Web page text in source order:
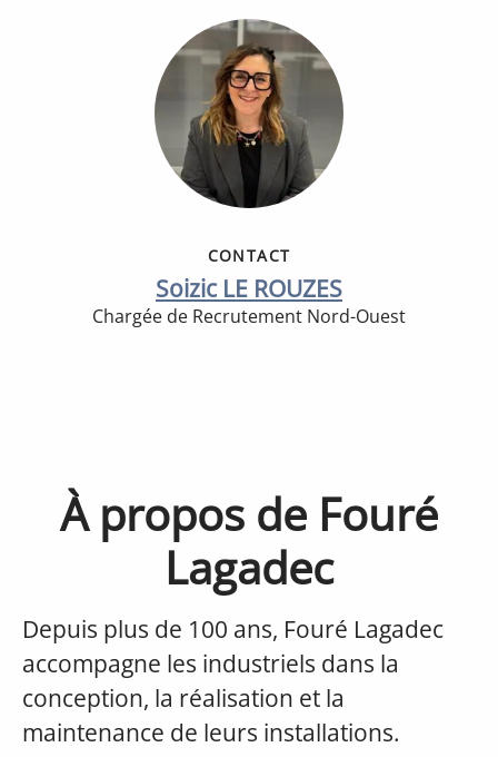
CONTACT
Soizic LE ROUZES
Chargée de Recrutement Nord-Ouest
À propos de Fouré
Lagadec
Depuis plus de 100 ans, Fouré Lagadec
accompagne les industriels dans la
conception, la réalisation et la
maintenance de leurs installations.